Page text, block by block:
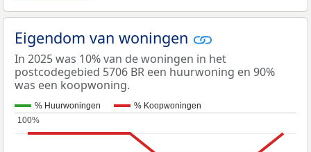
Eigendom van woningen
In 2025 was 10% van de woningen in het
postcodegebied 5706 BR een huurwoning en 90%
was een koopwoning.
% Huurwoningen % Koopwoningen
100%
100%